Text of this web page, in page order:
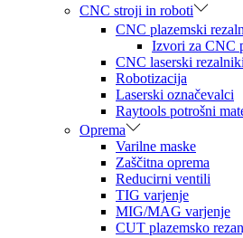
CNC stroji in roboti
CNC plazemski
Izvori za CNC
CNC laserski rezalniki
Robotizacija
Laserski označevalci
Raytools potrošni
Oprema
Varilne maske
Zaščitna oprema
Reducirni ventili
TIG varjenje
MIG/MAG varjenje
CUT plazemsko